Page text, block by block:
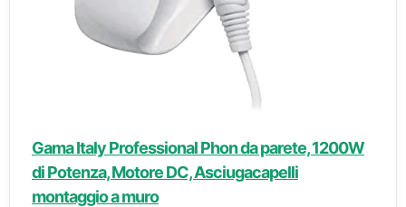
Gama Italy Professional Phon da parete, 1200W
di Potenza, Motore DC, Asciugacapelli
montaggio a muro